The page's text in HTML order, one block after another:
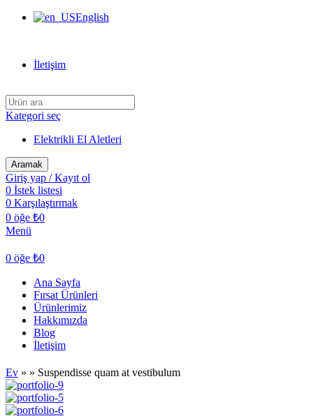
English
İletişim
Kategori seç
Elektrikli El Aletleri
Aramak
Giriş yap / Kayıt ol
0 İstek listesi
0 Karşılaştırmak
0 öğe ₺0
Menü
0 öğe ₺0
Ana Sayfa
Fırsat Ürünleri
Ürünlerimiz
Hakkımızda
Blog
İletişim
Ev » » Suspendisse quam at vestibulum